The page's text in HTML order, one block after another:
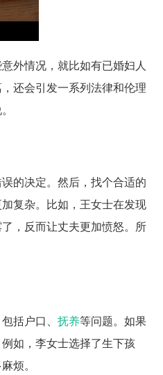
外情况，就比如有已婚妇人
还会引发一系列法律和伦理
的决定。然后，找个合适的
复杂。比如，王女士在发现
，反而让丈夫更加愤怒。所
括户口、 抚养等问题。如果
如，李女士选择了生下孩
烦。